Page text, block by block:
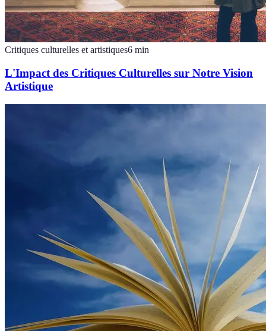
Critiques culturelles et artistiques6 min
L'Impact des Critiques Culturelles sur Notre Vision
Artistique